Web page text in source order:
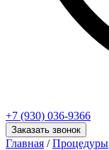
+7 (930) 036-9366
Заказать звонок
Главная /Процедуры